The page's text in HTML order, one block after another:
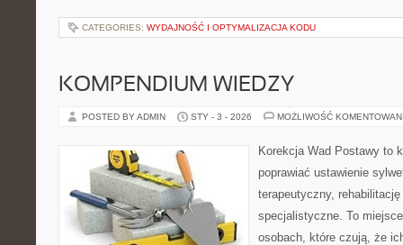
CATEGORIES: WYDAJNOŚĆ I OPTYMALIZACJA KODU
KOMPENDIUM WIEDZY
POSTED BY ADMIN STY - 3 - 2026 MOŻLIWOŚĆ
Korekcja Wad Postawy to
poprawiać ustawienie
terapeutyczny,
specjalistyczne. To
osobach, które czują, że